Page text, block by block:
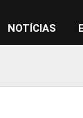
NOTÍCIAS